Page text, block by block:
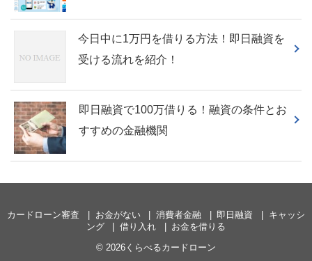
今日中に1万円を借りる方法！即日融資を
受ける流れを紹介！
即日融資で100万借りる！融資の条件とお
すすめの金融機関
カードローン審査 お金がない 消費者金融 即日融資
キャッシ
ング
借り入れ
お金を借りる
© 2026くらべるカードローン